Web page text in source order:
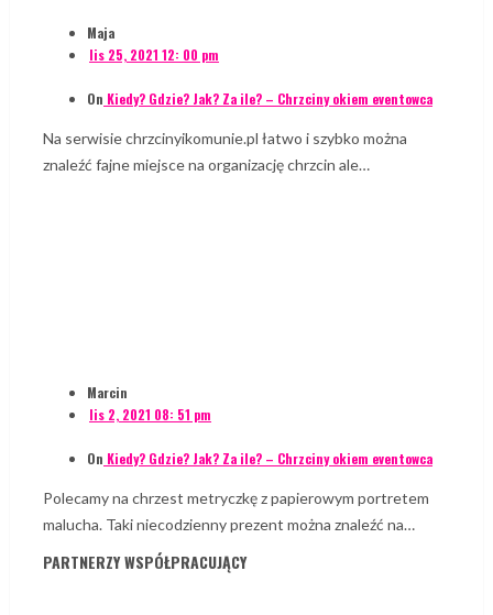
Maja
lis 25, 2021 12: 00 pm
On Kiedy? Gdzie? Jak? Za ile? – Chrzciny okiem eventowca
Na serwisie chrzcinyikomunie.pl łatwo i szybko można
znaleźć fajne miejsce na organizację chrzcin ale…
Marcin
lis 2, 2021 08: 51 pm
On Kiedy? Gdzie? Jak? Za ile? – Chrzciny okiem eventowca
Polecamy na chrzest metryczkę z papierowym portretem
malucha. Taki niecodzienny prezent można znaleźć na…
PARTNERZY WSPÓŁPRACUJĄCY